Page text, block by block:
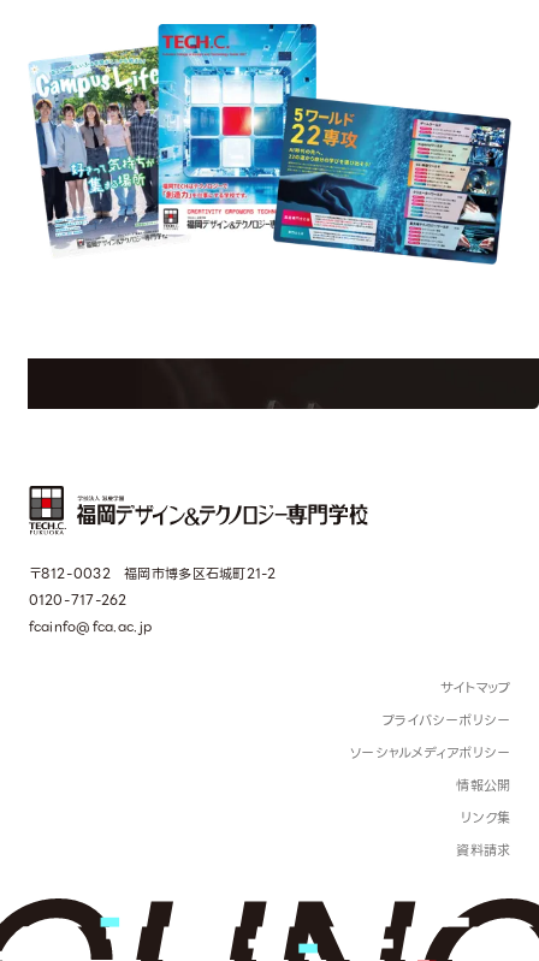
Information
〒812-0032 福岡市博多区石城町21-2
0120-717-262
fcainfo@fca.ac.jp
サイトマップ
プライバシーポリシー
ソーシャルメディアポリシー
情報公開
リンク集
資料請求